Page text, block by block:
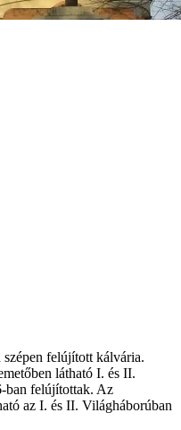
felújított kálvária.
látható I. és II.
ban felújítottak. Az
az I. és II. Világháborúban